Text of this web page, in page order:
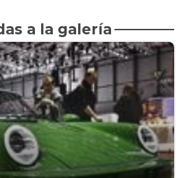
a la galería